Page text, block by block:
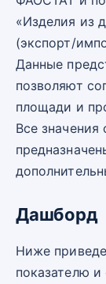
«Изделия из
(экспорт/
Данные
позволяют
площади и
Все
Дашборд
Ниже
показателю и